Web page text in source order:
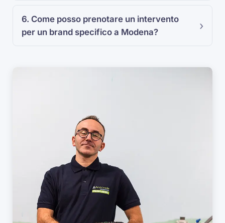
6. Come posso prenotare un intervento
per un brand specifico a Modena?